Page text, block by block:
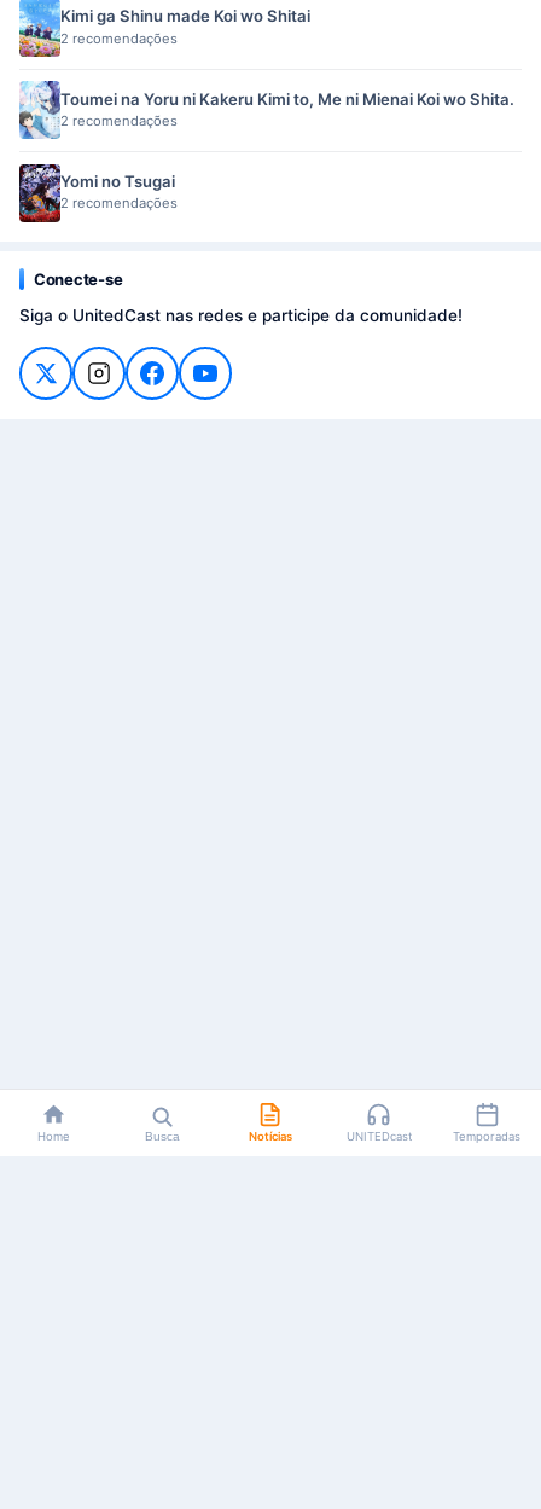
Kimi ga Shinu made Koi wo Shitai
2 recomendações
Toumei na Yoru ni Kakeru Kimi to, Me ni Mienai Koi wo Shita.
2 recomendações
Yomi no Tsugai
2 recomendações
Conecte-se
Siga o UnitedCast nas redes e participe da comunidade!
Home Busca Notícias UNITEDcast Temporadas